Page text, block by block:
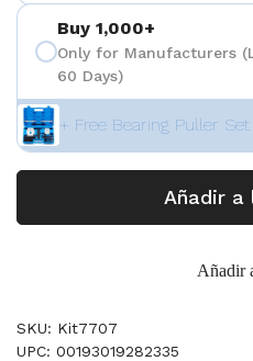
Buy 1,000+
Only for Manufacturers
60 Days)
+ Free Bearing Puller Set
Añadir a
Añadir
SKU: Kit7707
UPC: 00193019282335